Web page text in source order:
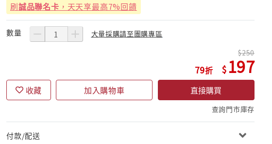
刷誠品聯名卡 ，天天享最高7%回饋
數量 大量採購請至團購專區
79
250
197
收藏 加入購物車 直接購買
查詢門市庫存
付款/配送